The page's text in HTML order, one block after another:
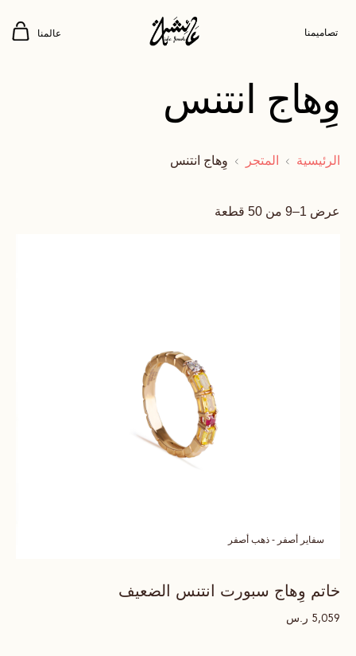
تصاميمنا عالمنا
وِهاج انتنس
الرئيسية المتجر وِهاج انتنس
عرض 1–9 من 50 قطعة
سفاير أصفر - ذهب أصفر
خاتم وِهاج سبورت انتنس الضعيف
5,059 ر.س